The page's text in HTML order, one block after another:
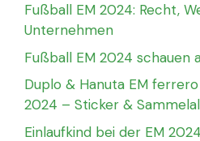
Fußball EM 2024: Recht,
Unternehmen
Fußball EM 2024 schauen
Duplo & Hanuta EM
2024 – Sticker &
Einlaufkind bei der EM 2024